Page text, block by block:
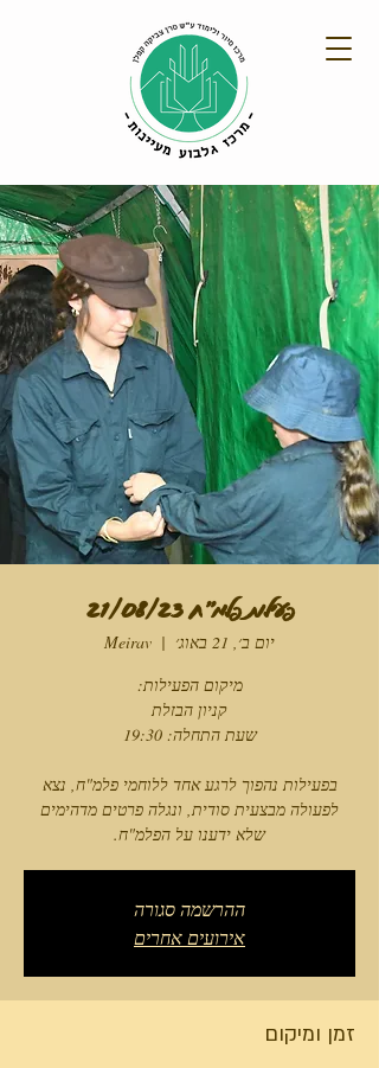
פעילות פלמ"ח 21/08/23
יום ב׳, 21 באוג׳
  |
Meirav
בפעילות נהפוך לרגע אחד ללוחמי פלמ"ח, נצא
לפעולה מבצעית סודית, ונגלה פרטים מדהימים
שלא ידענו על הפלמ"ח.
ההרשמה סגורה
אירועים אחרים
זמן ומיקום